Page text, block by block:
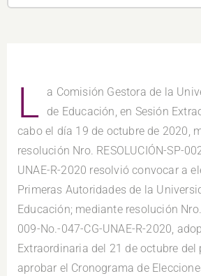
L
a Comisión Gestora de la
de Educación, en Sesión
cabo el día 19 de octubre de 2020,
resolución Nro. RESOLUCIÓN-SP-
UNAE-R-2020 resolvió convocar a
Primeras Autoridades de la
Educación; mediante resolución Nro.
009-No.-047-CG-UNAE-R-2020,
Extraordinaria del 21 de octubre del
aprobar el Cronograma de